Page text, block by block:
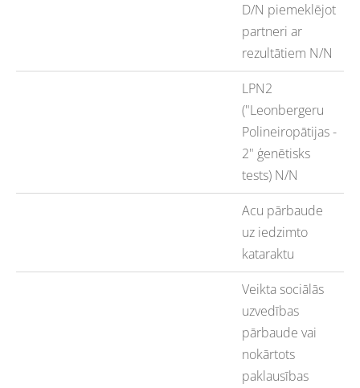
D/N piemeklējot
partneri ar
rezultātiem N/N
LPN2
("Leonbergeru
Polineiropātijas -
2" ģenētisks
tests) N/N
Acu pārbaude
uz iedzimto
kataraktu
Veikta sociālās
uzvedības
pārbaude vai
nokārtots
paklausības